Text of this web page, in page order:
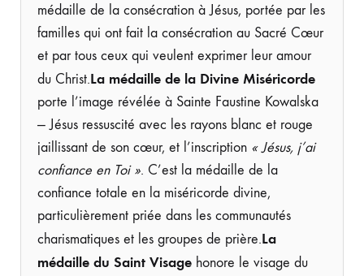
médaille de la consécration à Jésus, portée par les
familles qui ont fait la consécration au Sacré Cœur
et par tous ceux qui veulent exprimer leur amour
du Christ.La médaille de la Divine Miséricorde
porte l’image révélée à Sainte Faustine Kowalska
— Jésus ressuscité avec les rayons blanc et rouge
jaillissant de son cœur, et l’inscription « Jésus, j’ai
confiance en Toi ». C’est la médaille de la
confiance totale en la miséricorde divine,
particulièrement priée dans les communautés
charismatiques et les groupes de prière.La
médaille du Saint Visage honore le visage du